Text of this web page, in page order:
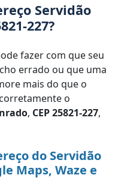
Servidão
227?
fazer com que seu
errado ou que uma
mais do que o
o
, CEP 25821-227,
do Servidão
Maps, Waze e